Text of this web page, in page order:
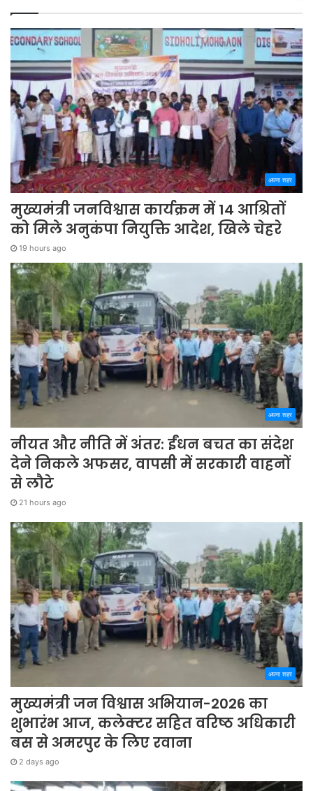
अपना शहर
मुख्यमंत्री जनविश्वास कार्यक्रम में 14 आश्रितों
को मिले अनुकंपा नियुक्ति आदेश, खिले चेहरे
19 hours ago
अपना शहर
नीयत और नीति में अंतर: ईंधन बचत का संदेश
देने निकले अफसर, वापसी में सरकारी वाहनों
से लौटे
21 hours ago
अपना शहर
मुख्यमंत्री जन विश्वास अभियान-2026 का
शुभारंभ आज, कलेक्टर सहित वरिष्ठ अधिकारी
बस से अमरपुर के लिए रवाना
2 days ago